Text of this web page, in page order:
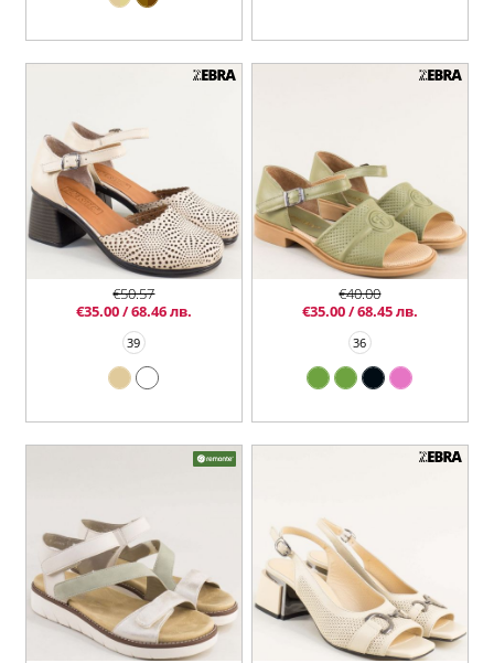
39
€50.57
€35.00 / 68.46 лв.
36
€40.00
€35.00 / 68.45 лв.